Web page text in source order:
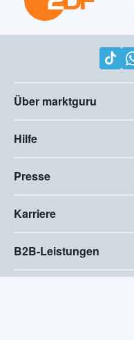
Über marktguru
Hilfe
Presse
Karriere
B2B-Leistungen